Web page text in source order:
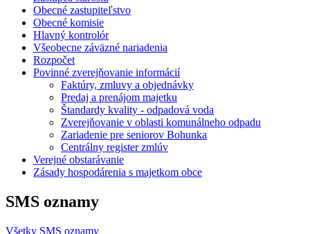
Obecné zastupiteľstvo
Obecné komisie
Hlavný kontrolór
Všeobecne záväzné nariadenia
Rozpočet
Povinné zverejňovanie informácií
Faktúry, zmluvy a objednávky
Predaj a prenájom majetku
Štandardy kvality - odpadová voda
Zverejňovanie v oblasti komunálneho odpadu
Zariadenie pre seniorov Bohunka
Centrálny register zmlúv
Verejné obstarávanie
Zásady hospodárenia s majetkom obce
SMS oznamy
Všetky SMS oznamy